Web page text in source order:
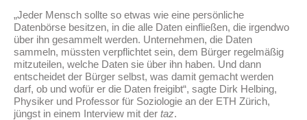
„Jeder Mensch sollte so etwas wie eine persönliche
Datenbörse besitzen, in die alle Daten einfließen, die irgendwo
über ihn gesammelt werden. Unternehmen, die Daten
sammeln, müssten verpflichtet sein, dem Bürger regelmäßig
mitzuteilen, welche Daten sie über ihn haben. Und dann
entscheidet der Bürger selbst, was damit gemacht werden
darf, ob und wofür er die Daten freigibt“, sagte Dirk Helbing,
Physiker und Professor für Soziologie an der ETH Zürich,
jüngst in einem Interview mit der taz.